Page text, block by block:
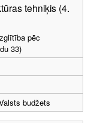
tehniķis (4.
pēc
33)
budžets